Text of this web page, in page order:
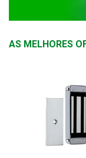
AS MELHORES